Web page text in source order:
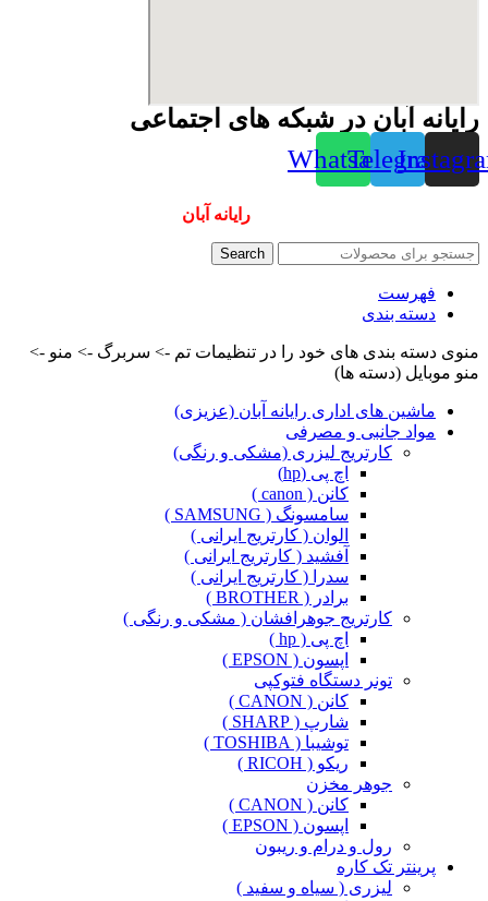
رایانه آبان در شبکه های اجتماعی
Telegram
Whatsapp
رایانه آبان
Search
فهرست
دسته بندی
منوی دسته بندی های خود را در تنظیمات تم -> سربرگ -> منو ->
منو موبایل (دسته ها)
ماشین های اداری رایانه آبان (عزیزی)
مواد جانبی و مصرفی
کارتریج لیزری (مشکی و رنگی)
اچ پی (hp)
کانن ( canon )
سامسونگ ( SAMSUNG )
الوان ( کارتریج ایرانی )
آفشید ( کارتریج ایرانی )
سدرا ( کارتریج ایرانی )
برادر ( BROTHER )
کارتریج جوهرافشان ( مشکی و رنگی )
اچ پی ( hp )
اپسون ( EPSON )
تونر دستگاه فتوکپی
کانن ( CANON )
شارپ ( SHARP )
توشیبا ( TOSHIBA )
ریکو ( RICOH )
جوهر مخزن
کانن ( CANON )
اپسون ( EPSON )
رول و درام و ریبون
پرینتر تک کاره
لیزری ( سیاه و سفید )